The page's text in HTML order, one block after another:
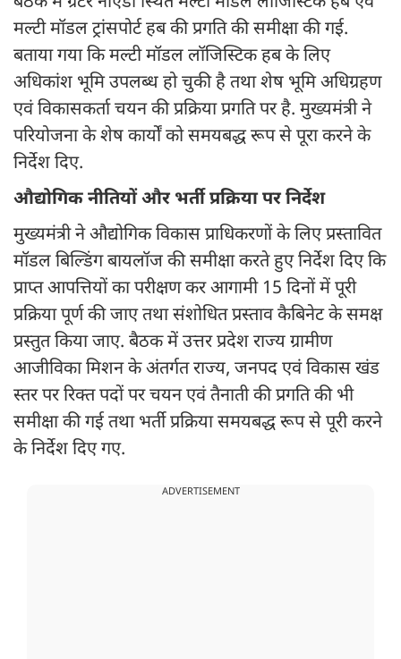
मल्टी मॉडल ट्रांसपोर्ट हब की प्रगति की समीक्षा की गई.
बताया गया कि मल्टी मॉडल लॉजिस्टिक हब के लिए
अधिकांश भूमि उपलब्ध हो चुकी है तथा शेष भूमि अधिग्रहण
एवं विकासकर्ता चयन की प्रक्रिया प्रगति पर है. मुख्यमंत्री ने
परियोजना के शेष कार्यों को समयबद्ध रूप से पूरा करने के
निर्देश दिए.
औद्योगिक नीतियों और भर्ती प्रक्रिया पर निर्देश
मुख्यमंत्री ने औद्योगिक विकास प्राधिकरणों के लिए प्रस्तावित
मॉडल बिल्डिंग बायलॉज की समीक्षा करते हुए निर्देश दिए कि
प्राप्त आपत्तियों का परीक्षण कर आगामी 15 दिनों में पूरी
प्रक्रिया पूर्ण की जाए तथा संशोधित प्रस्ताव कैबिनेट के समक्ष
प्रस्तुत किया जाए. बैठक में उत्तर प्रदेश राज्य ग्रामीण
आजीविका मिशन के अंतर्गत राज्य, जनपद एवं विकास खंड
स्तर पर रिक्त पदों पर चयन एवं तैनाती की प्रगति की भी
समीक्षा की गई तथा भर्ती प्रक्रिया समयबद्ध रूप से पूरी करने
के निर्देश दिए गए.
ADVERTISEMENT